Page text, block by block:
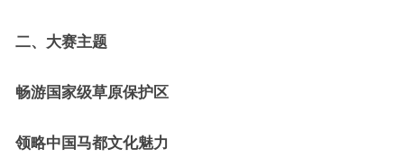
二、大赛主题
畅游国家级草原保护区
领略中国马都文化魅力